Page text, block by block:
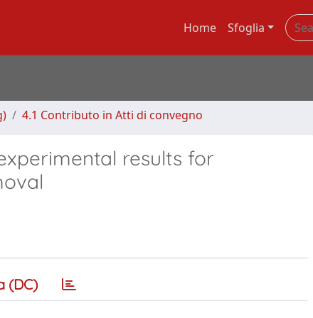
Home Sfoglia
4.1 Contributo in Atti di convegno
results for
(DC)